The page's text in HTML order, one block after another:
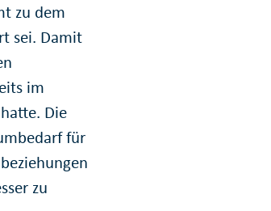
zu dem
sei. Damit
im
Die
für
zu